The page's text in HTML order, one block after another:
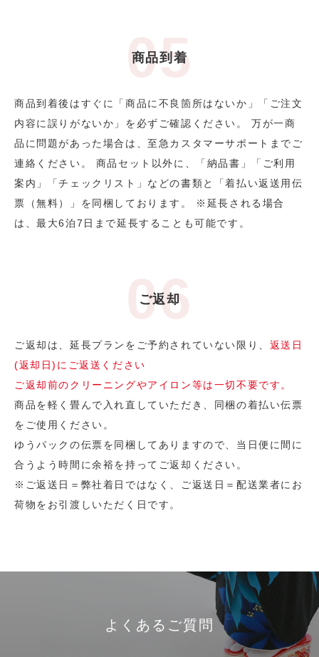
商品到着
商品到着後はすぐに「商品に不良箇所はないか」「ご注文
内容に誤りがないか」を必ずご確認ください。 万が一商
品に問題があった場合は、至急カスタマーサポートまでご
連絡ください。 商品セット以外に、「納品書」「ご利用
案内」「チェックリスト」などの書類と「着払い返送用伝
票（無料）」を同梱しております。 ※延長される場合
は、最大6泊7日まで延長することも可能です。
ご返却
ご返却は、延長プランをご予約されていない限り、 返送日
(返却日)にご返送ください
ご返却前のクリーニングやアイロン等は一切不要です。
商品を軽く畳んで入れ直していただき、同梱の着払い伝票
をご使用ください。
ゆうパックの伝票を同梱してありますので、当日便に間に
合うよう時間に余裕を持ってご返却ください。
※ご返送日＝弊社着日ではなく、ご返送日＝配送業者にお
荷物をお引渡しいただく日です。
よくあるご質問